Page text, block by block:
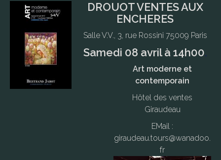
DROUOT VENTES AUX
ENCHERES
Salle V.V., 3, rue Rossini 75009 Paris
Samedi 08 avril à 14h00.
Art moderne et
contemporain
Hôtel des ventes
Giraudeau
EMail :
giraudeau.tours@wanadoo.
fr